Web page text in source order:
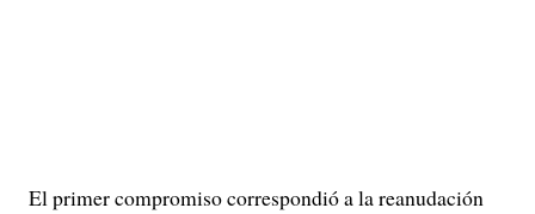
El primer compromiso correspondió a la reanudación